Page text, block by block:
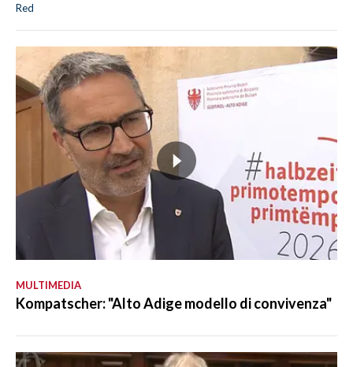
Red
MULTIMEDIA
Kompatscher: "Alto Adige modello di convivenza"